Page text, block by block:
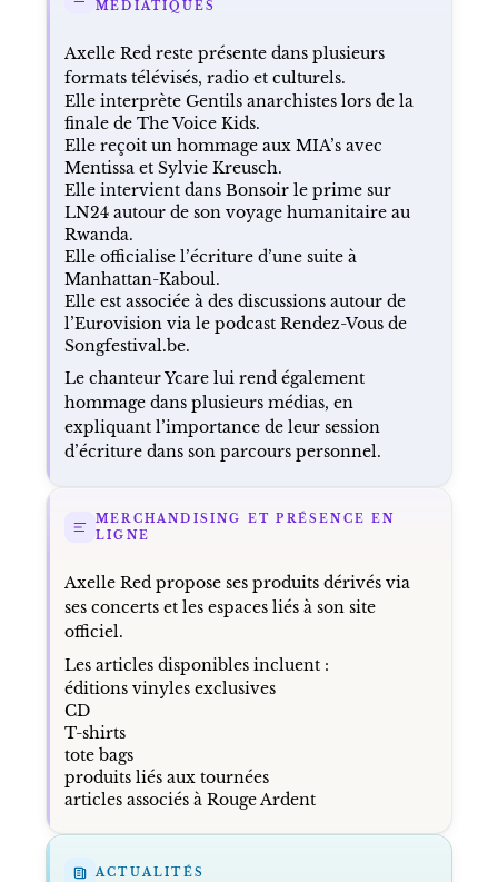
MÉDIATIQUES
Axelle Red reste présente dans plusieurs
formats télévisés, radio et culturels.
Elle interprète Gentils anarchistes lors de la
finale de The Voice Kids.
Elle reçoit un hommage aux MIA’s avec
Mentissa et Sylvie Kreusch.
Elle intervient dans Bonsoir le prime sur
LN24 autour de son voyage humanitaire au
Rwanda.
Elle officialise l’écriture d’une suite à
Manhattan-Kaboul.
Elle est associée à des discussions autour de
l’Eurovision via le podcast Rendez-Vous de
Songfestival.be.
Le chanteur Ycare lui rend également
hommage dans plusieurs médias, en
expliquant l’importance de leur session
d’écriture dans son parcours personnel.
MERCHANDISING ET PRÉSENCE EN
LIGNE
Axelle Red propose ses produits dérivés via
ses concerts et les espaces liés à son site
officiel.
Les articles disponibles incluent :
éditions vinyles exclusives
CD
T-shirts
tote bags
produits liés aux tournées
articles associés à Rouge Ardent
ACTUALITÉS